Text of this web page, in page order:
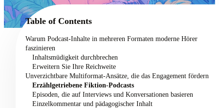
02 Anwendungsfälle
Preisgestaltung
Über uns
Table of Contents
Warum Podcast-Inhalte in mehreren Formaten moderne Hörer
faszinieren
Inhaltsmüdigkeit durchbrechen
Erweitern Sie Ihre Reichweite
Unverzichtbare Multiformat-Ansätze, die das Engagement fördern
Erzählgetriebene Fiktion-Podcasts
Episoden, die auf Interviews und Konversationen basieren
Einzelkommentar und pädagogischer Inhalt